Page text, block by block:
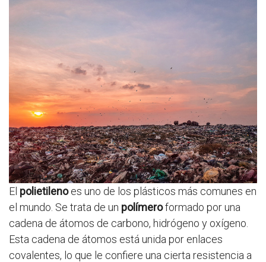
El polietilenoes uno de los plásticos más comunes en
el mundo. Se trata de un polímeroformado por una
cadena de átomos de carbono, hidrógeno y oxígeno.
Esta cadena de átomos está unida por enlaces
covalentes, lo que le confiere una cierta resistencia a